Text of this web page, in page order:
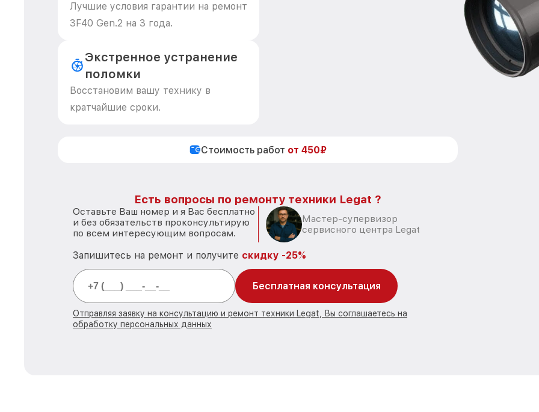
Лучшие условия гарантии на ремонт
3F40 Gen.2 на 3 года.
Экстренное устранение
поломки
Восстановим вашу технику в
кратчайшие сроки.
Стоимость работ от 450₽
Есть вопросы по ремонту техники Legat ?
Оставьте Ваш номер и я Вас бесплатно
и без обязательств проконсультирую
по всем интересующим вопросам.
Мастер-супервизор
сервисного центра Legat
Запишитесь на ремонт и получите скидку -25%
Бесплатная консультация
Отправляя заявку на консультацию и ремонт техники Legat, Вы соглашаетесь на
обработку персональных данных